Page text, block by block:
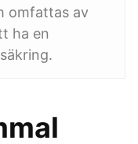
omfattas av
ha en